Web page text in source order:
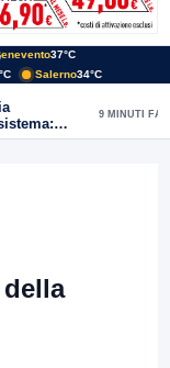
37°C
Salerno34°C
9 MINUTI FA